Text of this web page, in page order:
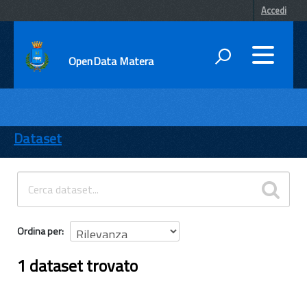
Accedi
OpenData Matera
ENTI
TEMI
INFORMAZIONI
Dataset
Ordina per
1 dataset trovato